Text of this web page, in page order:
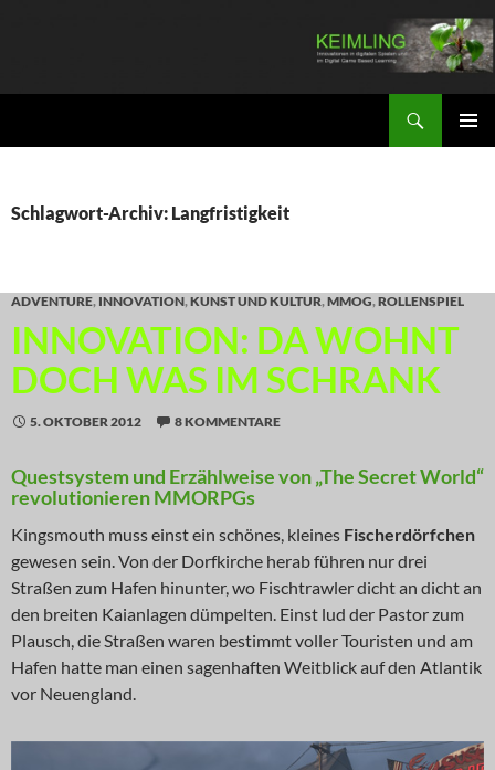
Schlagwort-Archiv: Langfristigkeit
ADVENTURE, INNOVATION,KUNST UND KULTUR,MMOG,ROLLENSPIEL
INNOVATION: DA WOHNT
DOCH WAS IM SCHRANK
5. OKTOBER 2012 8 KOMMENTARE
Questsystem und Erzählweise von „The Secret World“
revolutionieren MMORPGs
Kingsmouth muss einst ein schönes, kleines Fischerdörfchen
gewesen sein. Von der Dorfkirche herab führen nur drei
Straßen zum Hafen hinunter, wo Fischtrawler dicht an dicht an
den breiten Kaianlagen dümpelten. Einst lud der Pastor zum
Plausch, die Straßen waren bestimmt voller Touristen und am
Hafen hatte man einen sagenhaften Weitblick auf den Atlantik
vor Neuengland.